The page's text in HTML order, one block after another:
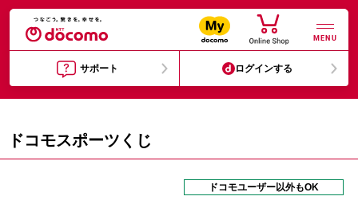
MENU
サポート ログインする
ドコモスポーツくじ
ドコモユーザー以外もOK